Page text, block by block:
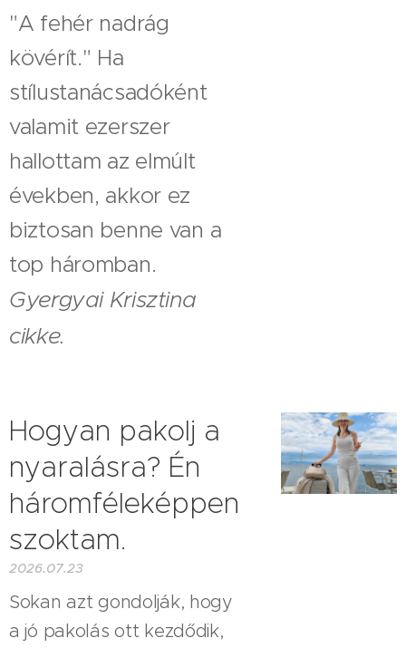
"A fehér nadrág
kövérít." Ha
stílustanácsadóként
valamit ezerszer
hallottam az elmúlt
években, akkor ez
biztosan benne van a
top háromban.
Gyergyai Krisztina
cikke.
Hogyan pakolj a
nyaralásra? Én
háromféleképpen
szoktam.
2026.07.23
Sokan azt gondolják, hogy
a jó pakolás ott kezdődik,